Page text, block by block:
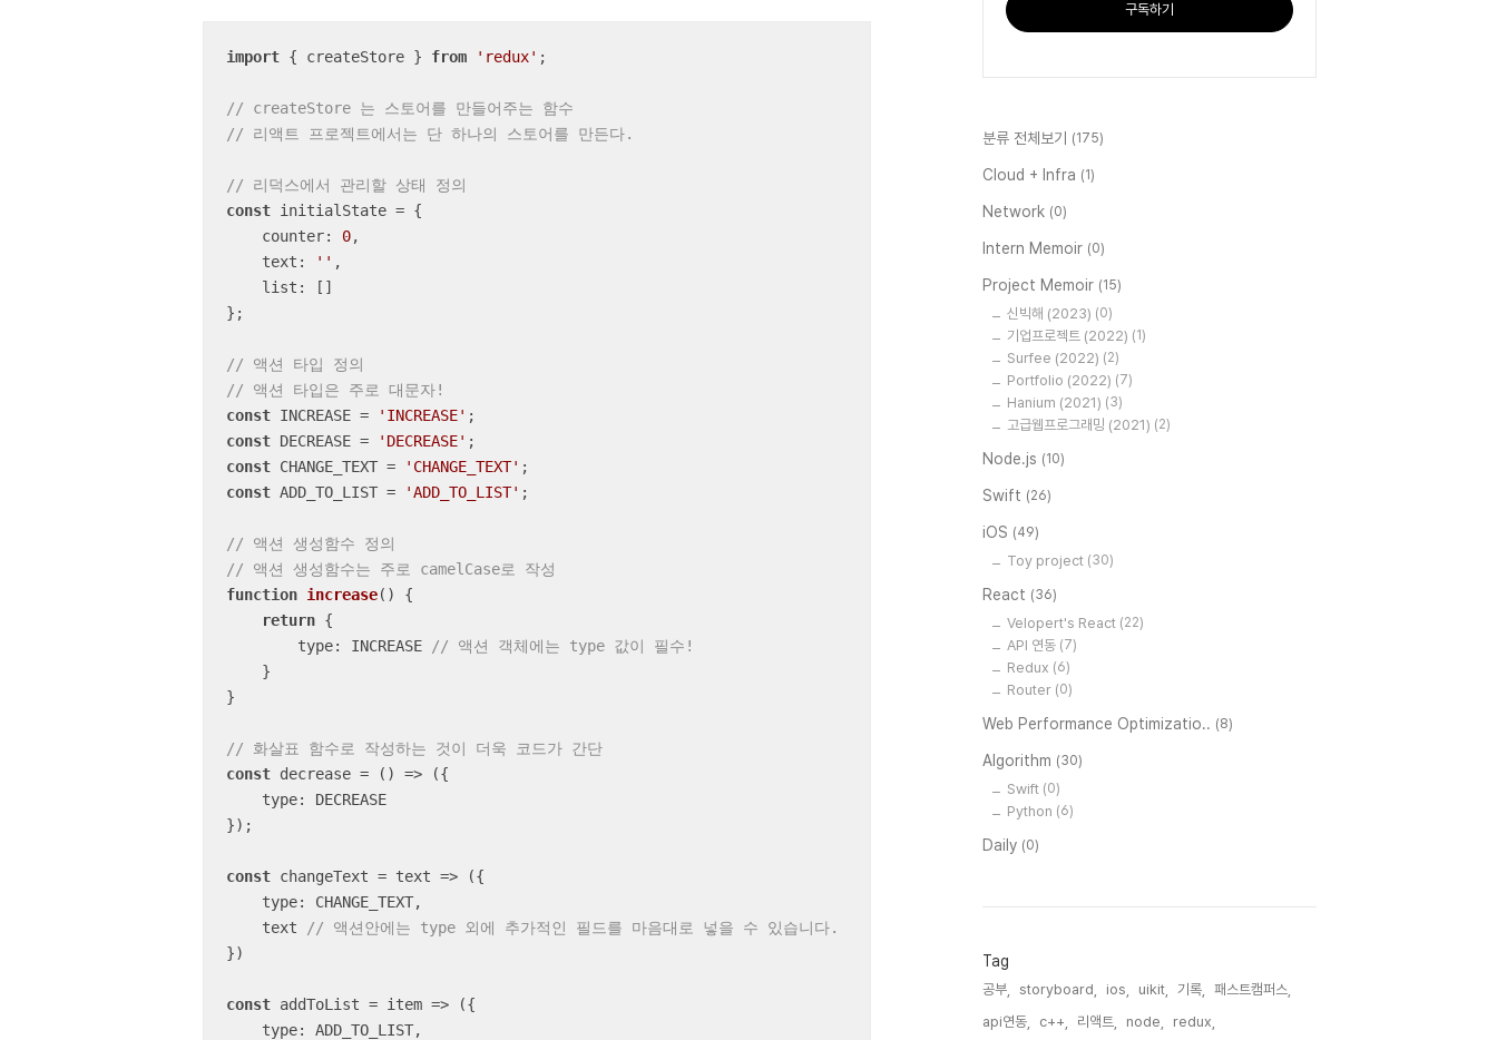
import { createStore } from 'redux' ;
// createStore 는 스토어를 만들어주는 함수
// 리액트 프로젝트에서는 단 하나의 스토어를 만든다.
// 리덕스에서 관리할 상태 정의
const initialState = {
counter: 0,
text : '' ,
list : []
};
// 액션 타입 정의
// 액션 타입은 주로 대문자!
const INCREASE = 'INCREASE'
const DECREASE = 'DECREASE'
const CHANGE_TEXT = 'CHANGE_TEXT'
const ADD_TO_LIST = 'ADD_TO_LIST' ;
// 액션 생성함수 정의
// 액션 생성함수는 주로 camelCase로 작성
function increase( ) {
return {
type: INCREASE
// 액션 객체에는 type 값이 필수!
}
// 화살표 함수로 작성하는 것이 더욱 코드가 간단
const decrease = () => ({
type: DECREASE
});
const changeText = text => ({
type: CHANGE_TEXT,
    text
// 액션안에는 type 외에 추가적인 필드를 마음대로 넣을 수 있습니다.
})
const addToList = item => ({
type: ADD_TO_LIST,
구독하기
분류 전체보기 (175)
Cloud + Infra (1)
Network (0)
Intern Memoir (0)
Project Memoir (15)
신빅해 (2023) (0)
기업프로젝트 (2022) (1)
Surfee (2022) (2)
Portfolio (2022) (7)
Hanium (2021) (3)
고급웹프로그래밍 (2021) (2)
Node.js (10)
Swift (26)
iOS (49)
Toy project (30)
React (36)
Velopert's React (22)
API 연동 (7)
Redux (6)
Router (0)
Web Performance Optimizatio.. (8)
Algorithm (30)
Swift (0)
Python (6)
Daily (0)
Tag
공부, storyboard, ios, uikit, 기록,
패스트캠퍼스,
api연동,
c++, 리액트, node,
redux,